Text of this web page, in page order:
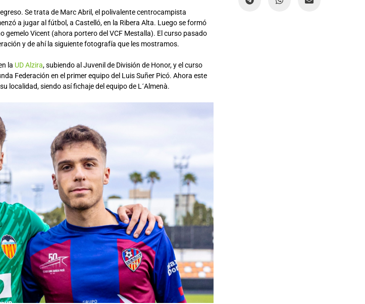
Se trata de Marc Abril, el polivalente centrocampista
a jugar al fútbol, a Castelló, en la Ribera Alta. Luego se formó
gemelo Vicent (ahora portero del VCF Mestalla). El curso pasado
y de ahí la siguiente fotografía que les mostramos.
la UD Alzira, subiendo al Juvenil de División de Honor, y el curso
Federación en el primer equipo del Luis Suñer Picó. Ahora este
localidad, siendo así fichaje del equipo de L´Almenà.